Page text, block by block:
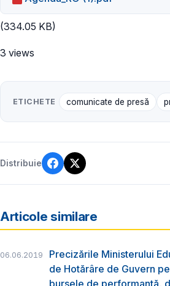
(334.05 KB)
3 views
ETICHETE comunicate de presă
Distribuie
Articole similare
06.06.2019
Precizările Ministerului
de Hotărâre de Guvern